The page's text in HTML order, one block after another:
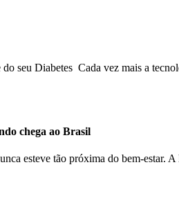
seu Diabetes Cada vez mais a
chega ao Brasil
esteve tão próxima do bem-estar.